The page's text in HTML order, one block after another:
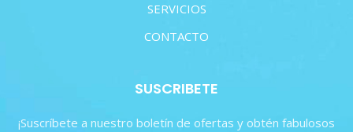
SERVICIOS
CONTACTO
SUSCRIBETE
¡Suscríbete a nuestro boletín de ofertas y obtén fabulosos